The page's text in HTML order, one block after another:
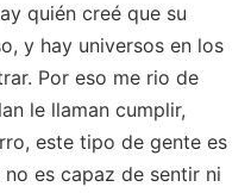
quién creé que su
y hay universos en los
Por eso me rio de
le llaman cumplir,
este tipo de gente es
es capaz de sentir ni